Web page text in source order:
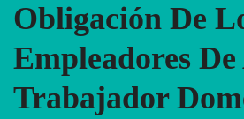
Obligación De
Empleadores
Trabajador